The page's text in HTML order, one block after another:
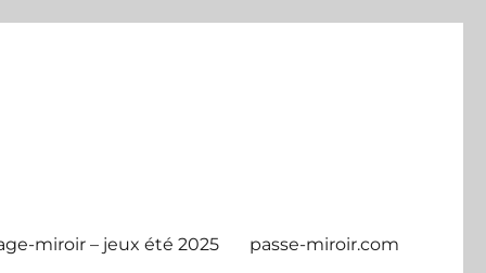
miroir – jeux été 2025 passe-miroir.com